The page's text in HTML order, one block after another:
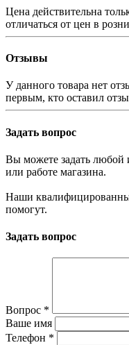
Цена действительна
отличаться от цен в
Отзывы
У данного товара нет
первым, кто оставил
Задать вопрос
Вы можете задать любой
или работе магазина.
Наши
помогут.
Задать вопрос
Вопрос *
Ваше имя
Телефон *